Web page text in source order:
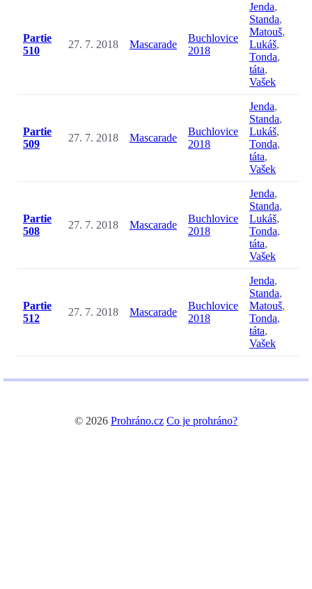
Partie
510
27. 7. 2018 Mascarade
Buchlovice
2018
Jenda,
Standa,
Matouš,
Lukáš,
Tonda,
táta,
Vašek
Partie
509
27. 7. 2018 Mascarade
Buchlovice
2018
Jenda,
Standa,
Lukáš,
Tonda,
táta,
Vašek
Partie
508
27. 7. 2018 Mascarade
Buchlovice
2018
Jenda,
Standa,
Lukáš,
Tonda,
táta,
Vašek
Partie
512
27. 7. 2018 Mascarade
Buchlovice
2018
Jenda,
Standa,
Matouš,
Tonda,
táta,
Vašek
© 2026 Prohráno.cz Co je prohráno?